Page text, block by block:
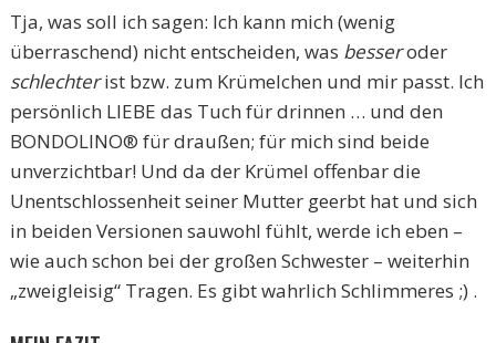
Tja, was soll ich sagen: Ich kann mich (wenig
überraschend) nicht entscheiden, was besseroder
schlechterist bzw. zum Krümelchen und mir passt. Ich
persönlich LIEBE das Tuch für drinnen … und den
BONDOLINO® für draußen; für mich sind beide
unverzichtbar! Und da der Krümel offenbar die
Unentschlossenheit seiner Mutter geerbt hat und sich
in beiden Versionen sauwohl fühlt, werde ich eben –
wie auch schon bei der großen Schwester – weiterhin
„zweigleisig“ Tragen. Es gibt wahrlich Schlimmeres ;) .